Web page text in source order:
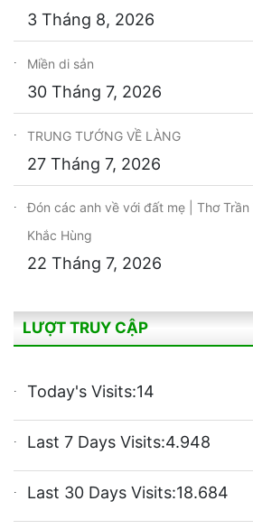
3 Tháng 8, 2026
Miền di sản
30 Tháng 7, 2026
TRUNG TƯỚNG VỀ LÀNG
27 Tháng 7, 2026
Đón các anh về với đất mẹ | Thơ Trần
Khắc Hùng
22 Tháng 7, 2026
LƯỢT TRUY CẬP
Today's Visits:14
Last 7 Days Visits:4.948
Last 30 Days Visits:18.684